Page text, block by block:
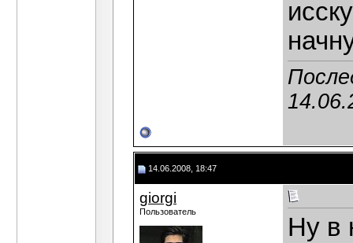
14.06.2008, 18:47
giorgi
Пользователь
Ну в